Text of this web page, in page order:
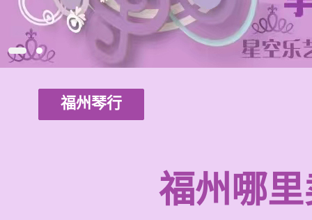
福州琴行
福州哪